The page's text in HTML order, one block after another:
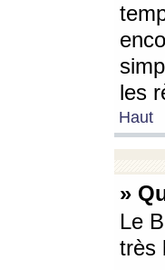
les
Haut
»
Le
très